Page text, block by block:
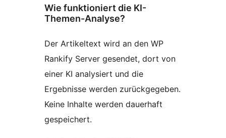
Wie funktioniert die KI-
Themen-Analyse?
Der Artikeltext wird an den WP
Rankify Server gesendet, dort von
einer KI analysiert und die
Ergebnisse werden zurückgegeben.
Keine Inhalte werden dauerhaft
gespeichert.